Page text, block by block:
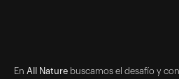
En All Nature buscamos el desafío y